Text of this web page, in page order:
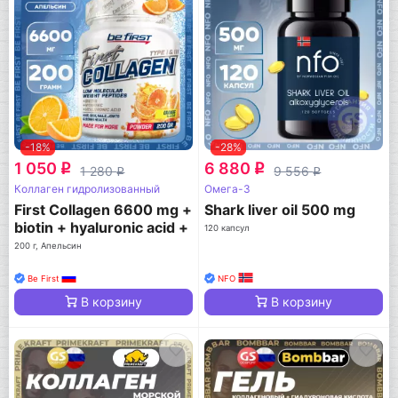
-18%
1 050 q 1 280q
Коллаген гидролизованный
First Collagen 6600 mg +
biotin + hyaluronic acid +
vitamin C
200 г, Апельсин
Be First
В корзину
-28%
6 880 q 9 556q
Омега-3
Shark liver oil 500 mg
120 капсул
NFO
В корзину